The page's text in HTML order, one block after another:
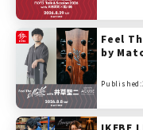
Feel
by
IKEBE